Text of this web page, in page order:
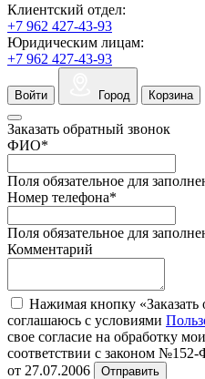
Клиентский отдел:
+7 962 427-43-93
Юридическим лицам:
+7 962 427-43-93
Войти Город Корзина
Заказать обратный звонок
ФИО*
Поля обязательное для
Номер телефона*
Поля обязательное для
Комментарий
Нажимая кнопку «Заказать
соглашаюсь с условиями
свое согласие на обработку
соответствии с законом
от 27.07.2006
Отправить